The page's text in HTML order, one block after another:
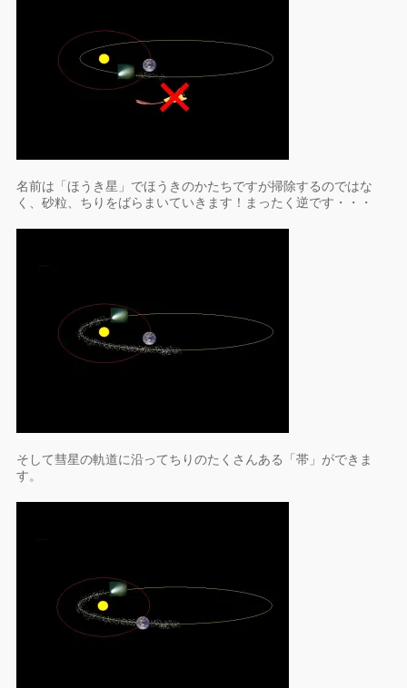
名前は「ほうき星」でほうきのかたちですが掃除するのではな
く、砂粒、ちりをばらまいていきます！まったく逆です・・・
そして彗星の軌道に沿ってちりのたくさんある「帯」ができま
す。